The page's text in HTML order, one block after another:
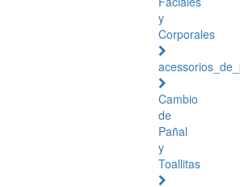
y
Corporales
Cambio
de
Pañal
y
Toallitas